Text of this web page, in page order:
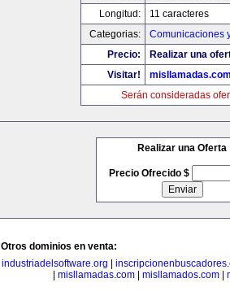
Longitud:
11 caracteres
Categorias:
Comunicaciones
Precio:
Realizar una
Visitar!
Serán consideradas
Realizar una Oferta
Precio Ofrecido $
Otros dominios en venta:
industriadelsoftware.org
misllamadas.com| misllamados.com|